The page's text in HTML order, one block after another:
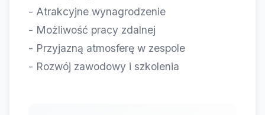
- Atrakcyjne wynagrodzenie
- Możliwość pracy zdalnej
- Przyjazną atmosferę w zespole
- Rozwój zawodowy i szkolenia